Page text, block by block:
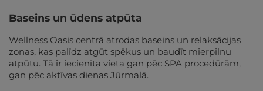
Baseins un ūdens atpūta
Wellness Oasis centrā atrodas baseins un relaksācijas
zonas, kas palīdz atgūt spēkus un baudīt mierpilnu
atpūtu. Tā ir iecienīta vieta gan pēc SPA procedūrām,
gan pēc aktīvas dienas Jūrmalā.